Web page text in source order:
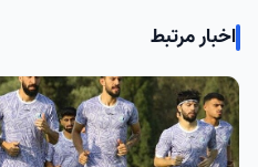
اخبار مرتبط